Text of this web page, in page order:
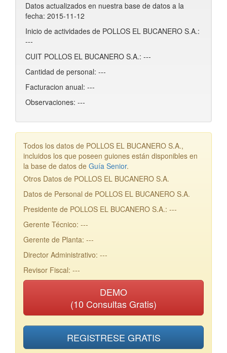
Datos actualizados en nuestra base de datos a la
fecha: 2015-11-12
Inicio de actividades de POLLOS EL BUCANERO S.A.:
---
CUIT POLLOS EL BUCANERO S.A.: ---
Cantidad de personal: ---
Facturacion anual: ---
Observaciones: ---
Todos los datos de POLLOS EL BUCANERO S.A.,
incluidos los que poseen guiones están disponibles en
la base de datos de Guía Senior.
Otros Datos de POLLOS EL BUCANERO S.A.
Datos de Personal de POLLOS EL BUCANERO S.A.
Presidente de POLLOS EL BUCANERO S.A.: ---
Gerente Técnico: ---
Gerente de Planta: ---
Director Administrativo: ---
Revisor Fiscal: ---
DEMO
(10 Consultas Gratis)
REGISTRESE GRATIS